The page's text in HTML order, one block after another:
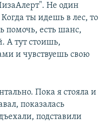
Не один
ты идешь в лес, то
есть шанс,
А тут стоишь,
и чувствуешь свою
Пока я стояла и
показалась
подставили